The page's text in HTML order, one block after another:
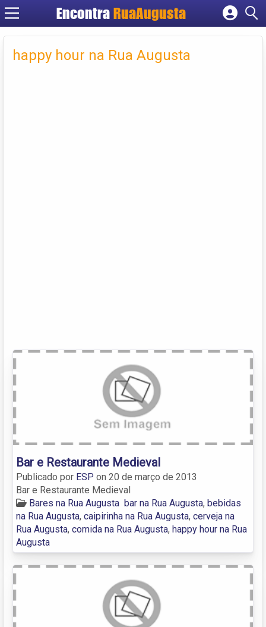
Encontra RuaAugusta
Cadastrar empresa
Criar conta
happy hour na Rua Augusta
Bar e Restaurante Medieval
Publicado por ESP on 20 de março de 2013
Bar e Restaurante Medieval
Bares na Rua Augusta bar na Rua Augusta, bebidas
na Rua Augusta, caipirinha na Rua Augusta, cerveja na
Rua Augusta, comida na Rua Augusta, happy hour na Rua
Augusta